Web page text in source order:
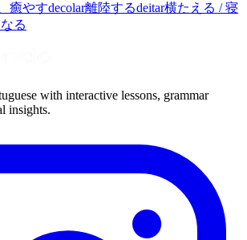
癒やすdecolar離陸するdeitar横たえる / 寝
る
with interactive lessons, grammar
insights.